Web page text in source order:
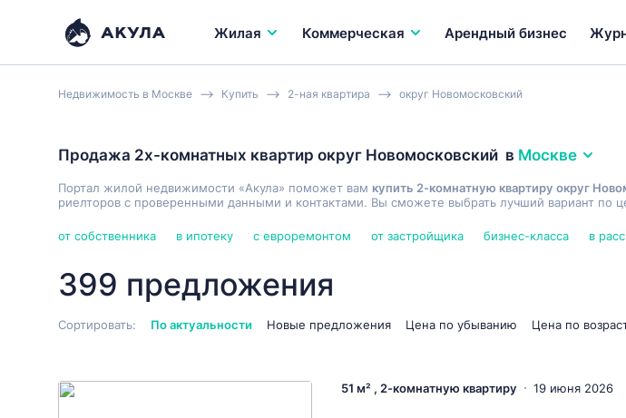
Жилая Коммерческая Арендный бизнес
Недвижимость в Москве Купить 2-ная квартира округ Новомосковский
Продажа 2х-комнатных квартир округ Новомосковский в Москве
Портал жилой недвижимости «Акула» поможет вам купить 2-комнатную квартиру округ
риелторов с проверенными данными и контактами. Вы сможете выбрать лучший вариант по
от собственника в ипотеку с евроремонтом от застройщика бизнес-класса в
399 предложения
Сортировать: По актуальности Новые предложения Цена по убыванию Цена по
51 м² , 2-комнатную квартиру 19 июня 2026